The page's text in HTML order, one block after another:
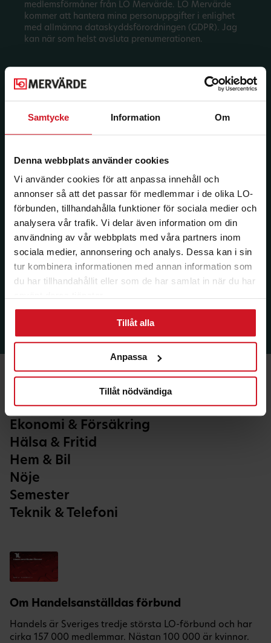
Samtycke Information Om
Denna webbplats använder cookies
Vi använder cookies för att anpassa innehåll och
annonser så att det passar för medlemmar i de olika LO-
förbunden, tillhandahålla funktioner för sociala medier och
analysera vår trafik. Vi delar även information om din
användning av vår webbplats med våra partners inom
sociala medier, annonsering och analys. Dessa kan i sin
tur kombinera informationen med annan information som
du har tillhandahållit eller som de har samlat in när du har
Tillåt alla
Anpassa
Tillåt nödvändiga
medlemsförmåner från LO Mervärde. LO Mervärde
kommer att hantera mina personuppgifter i enlighet
med allmänna dataskyddsförordningen (GDPR). Jag
kan när som helst avsluta prenumerationen.
Ekonomi & Försäkring
Hälsa & Fritid
Hem & Bil
Nöje
Semester
Teknik & Telefoni
Om Handelsanställdas förbund
Handels är Sveriges tredje största LO-förbund och har
cirka 157 000 medlemmar. Nästan 100 000 är kvinnor.